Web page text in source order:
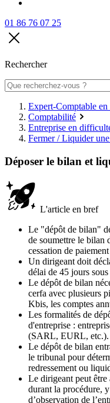
01 86 76 07 25
Rechercher
Expert-Comptable en
Comptabilité
Entreprise en
Fermer / Liquider
Déposer le bilan et
L'article en bref
Le "dépôt de bilan"
de soumettre le bilan
cessation de
Un dirigeant doit
délai de 45 jours
Le dépôt de bilan
cerfa avec plusieurs
Kbis, les comptes
Les formalités de
d'entreprise :
(SARL, EURL, etc.).
Le dépôt de bilan
le tribunal pour
redressement ou
Le dirigeant peut être
durant la procédure,
d’observation de